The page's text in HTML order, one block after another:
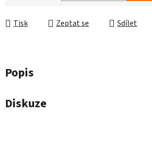
Tisk Zeptat se Sdílet
Popis
Diskuze